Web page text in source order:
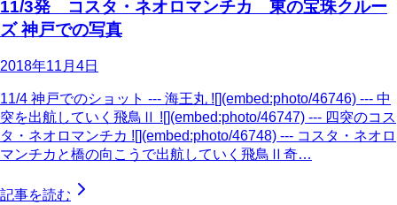
11/3発 コスタ・ネオロマンチカ 東の宝珠クルー
ズ 神戸での写真
2018年11月4日
11/4 神戸でのショット --- 海王丸 ![](embed:photo/46746) --- 中
突を出航していく飛鳥Ⅱ ![](embed:photo/46747) --- 四突のコス
タ・ネオロマンチカ ![](embed:photo/46748) --- コスタ・ネオロ
マンチカと橋の向こうで出航していく飛鳥Ⅱ奇…
記事を読む